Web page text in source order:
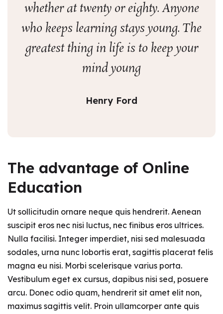
whether at twenty or eighty. Anyone
who keeps learning stays young. The
greatest thing in life is to keep your
mind young
Henry Ford
The advantage of Online
Education
Ut sollicitudin ornare neque quis hendrerit. Aenean
suscipit eros nec nisi luctus, nec finibus eros ultrices.
Nulla facilisi. Integer imperdiet, nisi sed malesuada
sodales, urna nunc lobortis erat, sagittis placerat felis
magna eu nisi. Morbi scelerisque varius porta.
Vestibulum eget ex cursus, dapibus nisi sed, posuere
arcu. Donec odio quam, hendrerit sit amet elit non,
maximus sagittis velit. Proin ullamcorper ante quis